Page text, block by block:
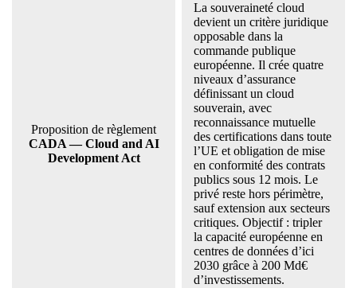
Proposition de règlement
CADA — Cloud and AI
Development Act
La souveraineté cloud
devient un critère juridique
opposable dans la
commande publique
européenne. Il crée quatre
niveaux d’assurance
définissant un cloud
souverain, avec
reconnaissance mutuelle
des certifications dans toute
l’UE et obligation de mise
en conformité des contrats
publics sous 12 mois. Le
privé reste hors périmètre,
sauf extension aux secteurs
critiques. Objectif : tripler
la capacité européenne en
centres de données d’ici
2030 grâce à 200 Md€
d’investissements.